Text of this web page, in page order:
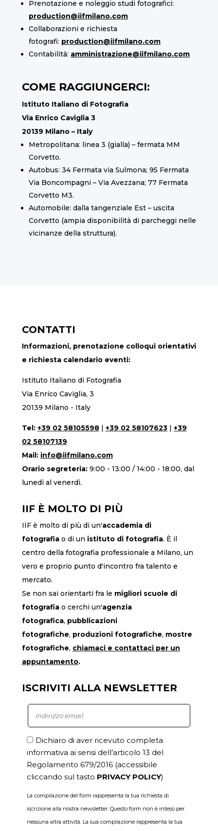
Prenotazione e noleggio studi fotografici:
production@iifmilano.com
Collaborazioni e richiesta
fotografi: production@iifmilano.com
Contabilità: amministrazione@iifmilano.com
COME RAGGIUNGERCI:
Istituto Italiano di Fotografia
Via Enrico Caviglia 3
20139 Milano – Italy
Metropolitana: linea 3 (gialla) – fermata MM
Corvetto.
Autobus: 34 Fermata via Sulmona; 95 Fermata
Via Boncompagni – Via Avezzana; 77 Fermata
Corvetto M3.
Automobile: dalla tangenziale Est – uscita
Corvetto (ampia disponibilità di parcheggi nelle
vicinanze della struttura).
CONTATTI
Informazioni, prenotazione colloqui orientativi
e richiesta calendario eventi:
Istituto Italiano di Fotografia
Via Enrico Caviglia, 3
20139 Milano - Italy
Tel: +39 02 58105598| +39 02 58107623| +39
02 58107139
Mail: info@iifmilano.com
Orario segreteria: 9:00 - 13:00 / 14:00 - 18:00, dal
lunedì al venerdì.
IIF È MOLTO DI PIÙ
IIF è molto di più di un'accademia di
fotografiao di un istituto di fotografia. È il
centro della fotografia professionale a Milano, un
vero e proprio punto d'incontro fra talento e
mercato.
Se non sai orientarti fra le migliori scuole di
fotografiao cerchi un'agenzia
fotografica, pubblicazioni
fotografiche, produzioni fotografiche, mostre
fotografiche, chiamacie contattaci per un
appuntamento.
ISCRIVITI ALLA NEWSLETTER
Dichiaro di aver ricevuto completa
informativa ai sensi dell’articolo 13 del
Regolamento 679/2016 (accessibile
cliccando sul tasto PRIVACY POLICY)
La compilazione del form rappresenta la tua richiesta di
iscrizione alla nostra newsletter. Questo form non è inteso per
nessuna altra attività. La sua compilazione rappresenta la tua